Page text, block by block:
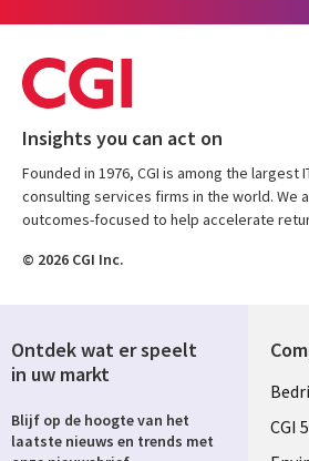
Insights you can act on
Founded in 1976, CGI is among the largest
consulting services firms in the world. We
outcomes-focused to help accelerate
© 2026 CGI Inc.
CGI
Ontdek wat er speelt
in uw markt
Blijf op de hoogte van het
laatste nieuws en trends met